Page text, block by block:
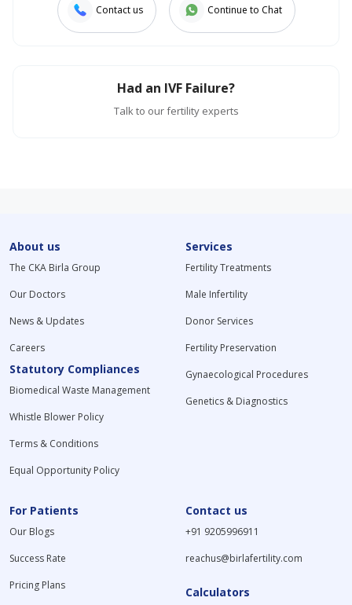
Contact us Continue to Chat
Had an IVF Failure?
Talk to our fertility experts
About us
The CKA Birla Group
Our Doctors
News & Updates
Careers
Statutory Compliances
Biomedical Waste Management
Whistle Blower Policy
Terms & Conditions
Equal Opportunity Policy
Services
Fertility Treatments
Male Infertility
Donor Services
Fertility Preservation
Gynaecological Procedures
Genetics & Diagnostics
For Patients
Our Blogs
Success Rate
Pricing Plans
Contact us
+91 9205996911
reachus@birlafertility.com
Calculators